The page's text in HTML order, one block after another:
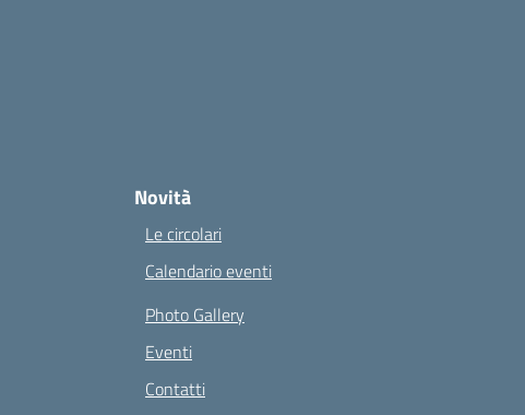
Novità
Le circolari
Calendario eventi
Photo Gallery
Eventi
Contatti